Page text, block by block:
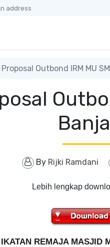
address
Outbond IRM MU
By Rijki Ramdani
Lebih lengkap
IKATAN REMAJA MASJID